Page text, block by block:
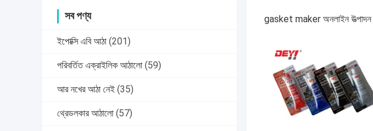
সব পণ্য
ইপোক্সি এবি আঠা (201)
পরিবর্তিত এক্রাইলিক আঠালো (59)
আর নখের আঠা নেই (35)
থ্রেডলকার আঠালো (57)
gasket maker অনলাইন উত্পাদন